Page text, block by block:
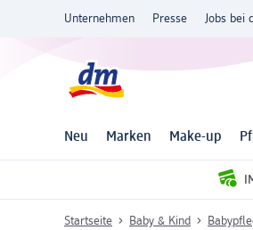
Unternehmen Presse Jobs bei
Neu Marken Make-up
Startseite Baby & Kind